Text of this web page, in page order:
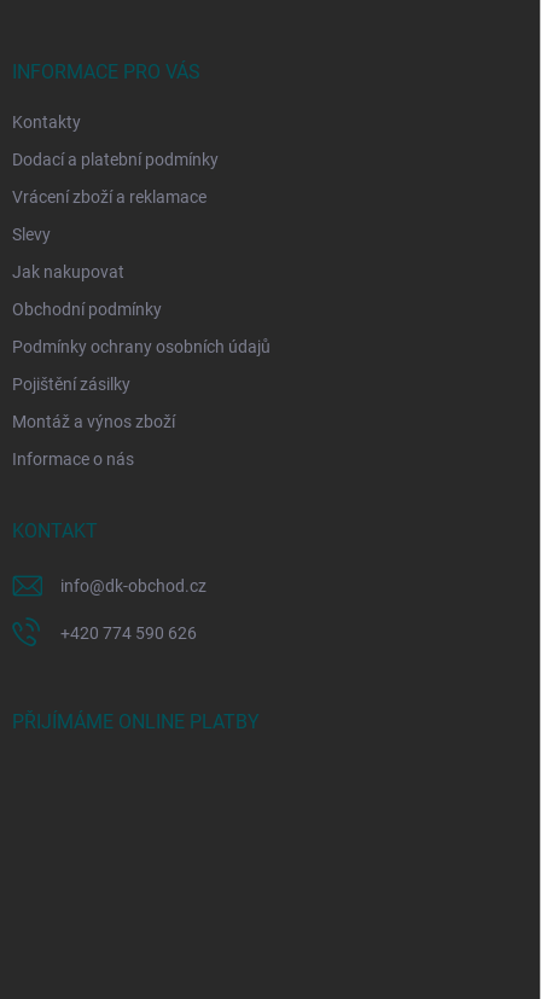
INFORMACE PRO VÁS
Kontakty
Dodací a platební podmínky
Vrácení zboží a reklamace
Slevy
Jak nakupovat
Obchodní podmínky
Podmínky ochrany osobních údajů
Pojištění zásilky
Montáž a výnos zboží
Informace o nás
KONTAKT
info@dk-obchod.cz
+420 774 590 626
PŘIJÍMÁME ONLINE PLATBY